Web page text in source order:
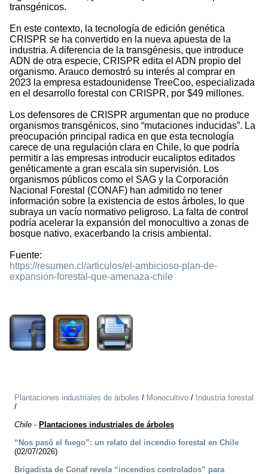
transgénicos.
En este contexto, la tecnología de edición genética
CRISPR se ha convertido en la nueva apuesta de la
industria. A diferencia de la transgénesis, que introduce
ADN de otra especie, CRISPR edita el ADN propio del
organismo. Arauco demostró su interés al comprar en
2023 la empresa estadounidense TreeCoo, especializada
en el desarrollo forestal con CRISPR, por $49 millones.
Los defensores de CRISPR argumentan que no produce
organismos transgénicos, sino “mutaciones inducidas”. La
preocupación principal radica en que esta tecnología
carece de una regulación clara en Chile, lo que podría
permitir a las empresas introducir eucaliptos editados
genéticamente a gran escala sin supervisión. Los
organismos públicos como el SAG y la Corporación
Nacional Forestal (CONAF) han admitido no tener
información sobre la existencia de estos árboles, lo que
subraya un vacío normativo peligroso. La falta de control
podría acelerar la expansión del monocultivo a zonas de
bosque nativo, exacerbando la crisis ambiental.
Fuente:
https://resumen.cl/articulos/el-ambicioso-plan-de-
expansion-forestal-que-amenaza-chile
Plantaciones industriales de árboles / Monocultivo / Industria forestal
/
Chile - Plantaciones industriales de árboles
“Nos pasó el fuego”: un relato del incendio forestal en Chile
(02/07/2026)
Brigadista de Conaf revela “incendios controlados” para